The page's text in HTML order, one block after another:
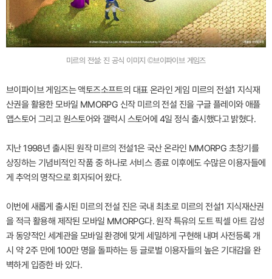
미르의 전설: 진 공식 이미지 ©브이파이브 게임즈
브이파이브 게임즈는 액토즈소프트의 대표 온라인 게임 미르의 전설1 지식재
산권을 활용한 모바일 MMORPG 신작 미르의 전설 진을 구글 플레이와 애플
앱스토어 그리고 원스토어와 갤럭시 스토어에 4일 정식 출시했다고 밝혔다.
지난 1998년 출시된 원작 미르의 전설1은 국산 온라인 MMORPG 초창기를
상징하는 기념비적인 작품 중 하나로 서비스 종료 이후에도 수많은 이용자들에
게 추억의 명작으로 회자되어 왔다.
이번에 새롭게 출시된 미르의 전설 진은 국내 최초로 미르의 전설1 지식재산권
을 적극 활용해 제작된 모바일 MMORPG다. 원작 특유의 도트 픽셀 아트 감성
과 동양적인 세계관을 모바일 환경에 맞게 세밀하게 구현해 내며 사전등록 개
시 약 2주 만에 100만 명을 돌파하는 등 글로벌 이용자들의 높은 기대감을 완
벽하게 입증한 바 있다.